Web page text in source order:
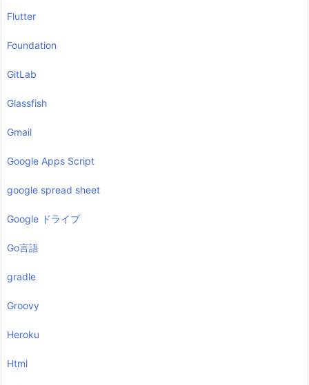
Flutter
Foundation
GitLab
Glassfish
Gmail
Google Apps Script
google spread sheet
Google ドライブ
Go言語
gradle
Groovy
Heroku
Html